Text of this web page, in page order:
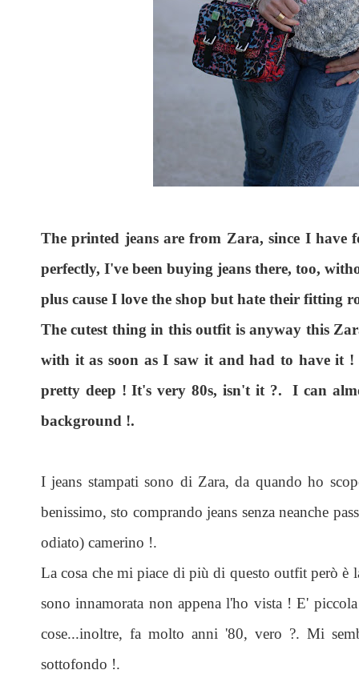
The printed jeans are from Zara, since I have
perfectly, I've been buying jeans there, too,
plus cause I love the shop but hate their fitting
The cutest thing in this outfit is anyway this
with it as soon as I saw it and had to have it
pretty deep ! It's very 80s, isn't it ?. I can
background !.
I jeans stampati sono di Zara, da quando ho
benissimo, sto comprando jeans senza neanche
odiato) camerino !.
La cosa che mi piace di più di questo outfit però è
sono innamorata non appena l'ho vista ! E'
cose...inoltre, fa molto anni '80, vero ?. Mi
sottofondo !.